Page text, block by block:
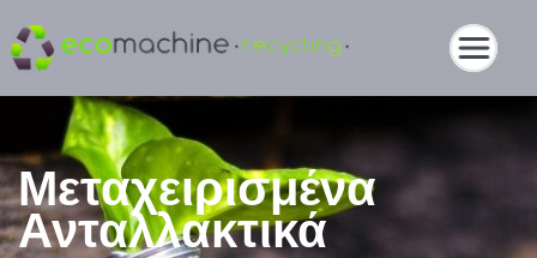
Μεταχειρισμένα
Ανταλλακτικά